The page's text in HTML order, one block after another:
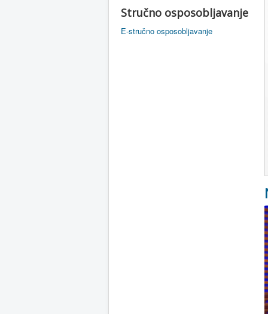
Stručno osposobljavanje
E-stručno osposobljavanje